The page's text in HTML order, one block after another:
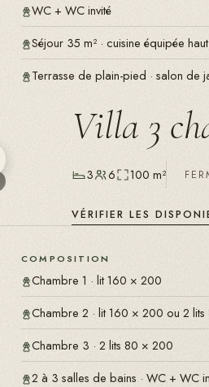
WC + WC invité
Séjour 35 m² · cuisine équipée
Terrasse de plain-pied · salon de
Villa 3
3 6 100 m²
VÉRIFIER LES
COMPOSITION
Chambre 1 · lit 160 × 200
Chambre 2 · lit 160 × 200 ou 2
Chambre 3 · 2 lits 80 × 200
2 à 3 salles de bains · WC + WC